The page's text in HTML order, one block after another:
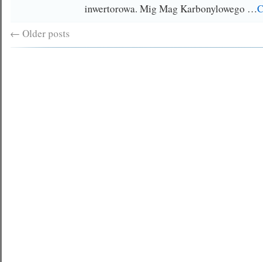
inwertorowa. Mig Mag Karbonylowego …
← Older posts